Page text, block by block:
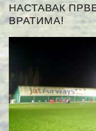
НАСТАВАК
ВРАТИМА!